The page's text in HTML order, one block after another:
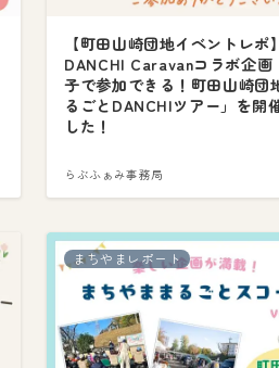
【町田山崎団地イベントレポ】
DANCHI Caravanコラボ企画
子で参加できる！町田山崎団
るごとDANCHIツアー」を開
した！
らぶふぁみ事務局
まちやまレポート